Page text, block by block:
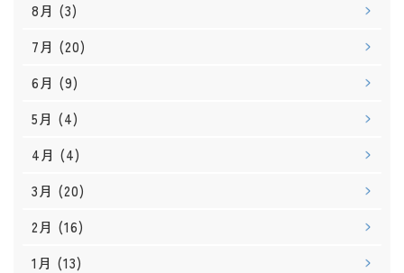
8月 (3)
7月 (20)
6月 (9)
5月 (4)
4月 (4)
3月 (20)
2月 (16)
1月 (13)